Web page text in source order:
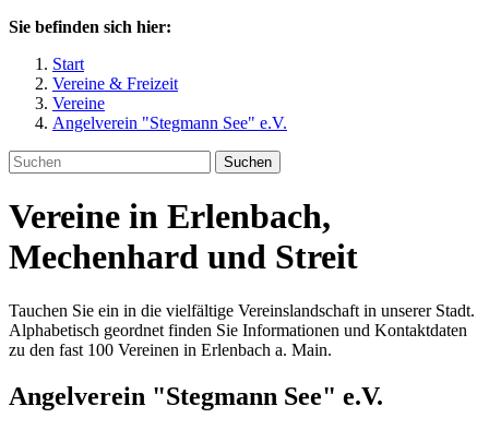
Sie befinden sich hier:
Start
Vereine & Freizeit
Vereine
Angelverein "Stegmann See" e.V.
Suchen
Vereine in Erlenbach,
Mechenhard und Streit
Tauchen Sie ein in die vielfältige Vereinslandschaft in unserer Stadt.
Alphabetisch geordnet finden Sie Informationen und Kontaktdaten
zu den fast 100 Vereinen in Erlenbach a. Main.
Angelverein "Stegmann See" e.V.